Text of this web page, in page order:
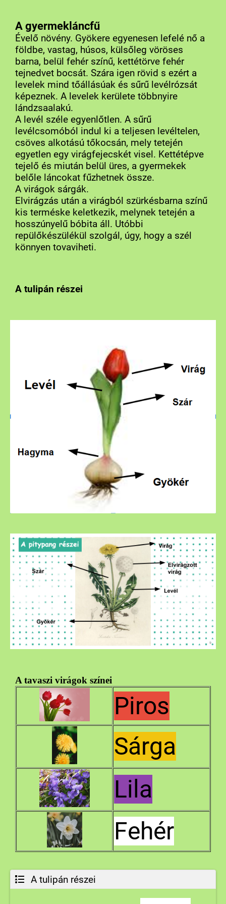
A gyermekláncfű
Évelő növény. Gyökere egyenesen lefelé nő a
földbe, vastag, húsos, külsőleg vöröses
barna, belül fehér színű, kettétörve fehér
tejnedvet bocsát. Szára igen rövid s ezért a
levelek mind tőállásúak és sűrű levélrózsát
képeznek. A levelek kerülete többnyire
lándzsaalakú.
A levél széle egyenlőtlen. A sűrű
levélcsomóból indul ki a teljesen levéltelen,
csöves alkotású tőkocsán, mely tetején
egyetlen egy virágfejecskét visel. Kettétépve
tejelő és miután belül üres, a gyermekek
belőle láncokat fűzhetnek össze.
A virágok sárgák.
Elvirágzás után a virágból szürkésbarna színű
kis terméske keletkezik, melynek tetején a
hosszúnyelű bóbita áll. Utóbbi
repülőkészülékül szolgál, úgy, hogy a szél
könnyen tovaviheti.
A tulipán részei
A tavaszi virágok színei
Piros
Sárga
Lila
Fehér
A tulipán részei